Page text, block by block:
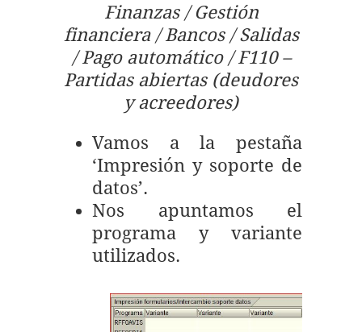
Finanzas / Gestión
financiera / Bancos / Salidas
/ Pago automático / F110 –
Partidas abiertas (deudores
y acreedores)
Vamos a la pestaña
‘Impresión y soporte de
datos’.
Nos apuntamos el
programa y variante
utilizados.